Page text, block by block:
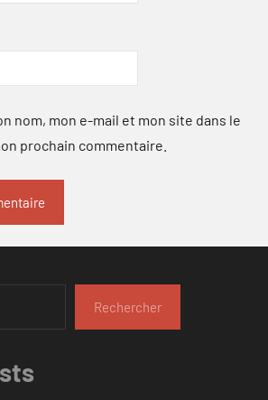
nom, mon e-mail et mon site dans le
prochain commentaire.
Rechercher